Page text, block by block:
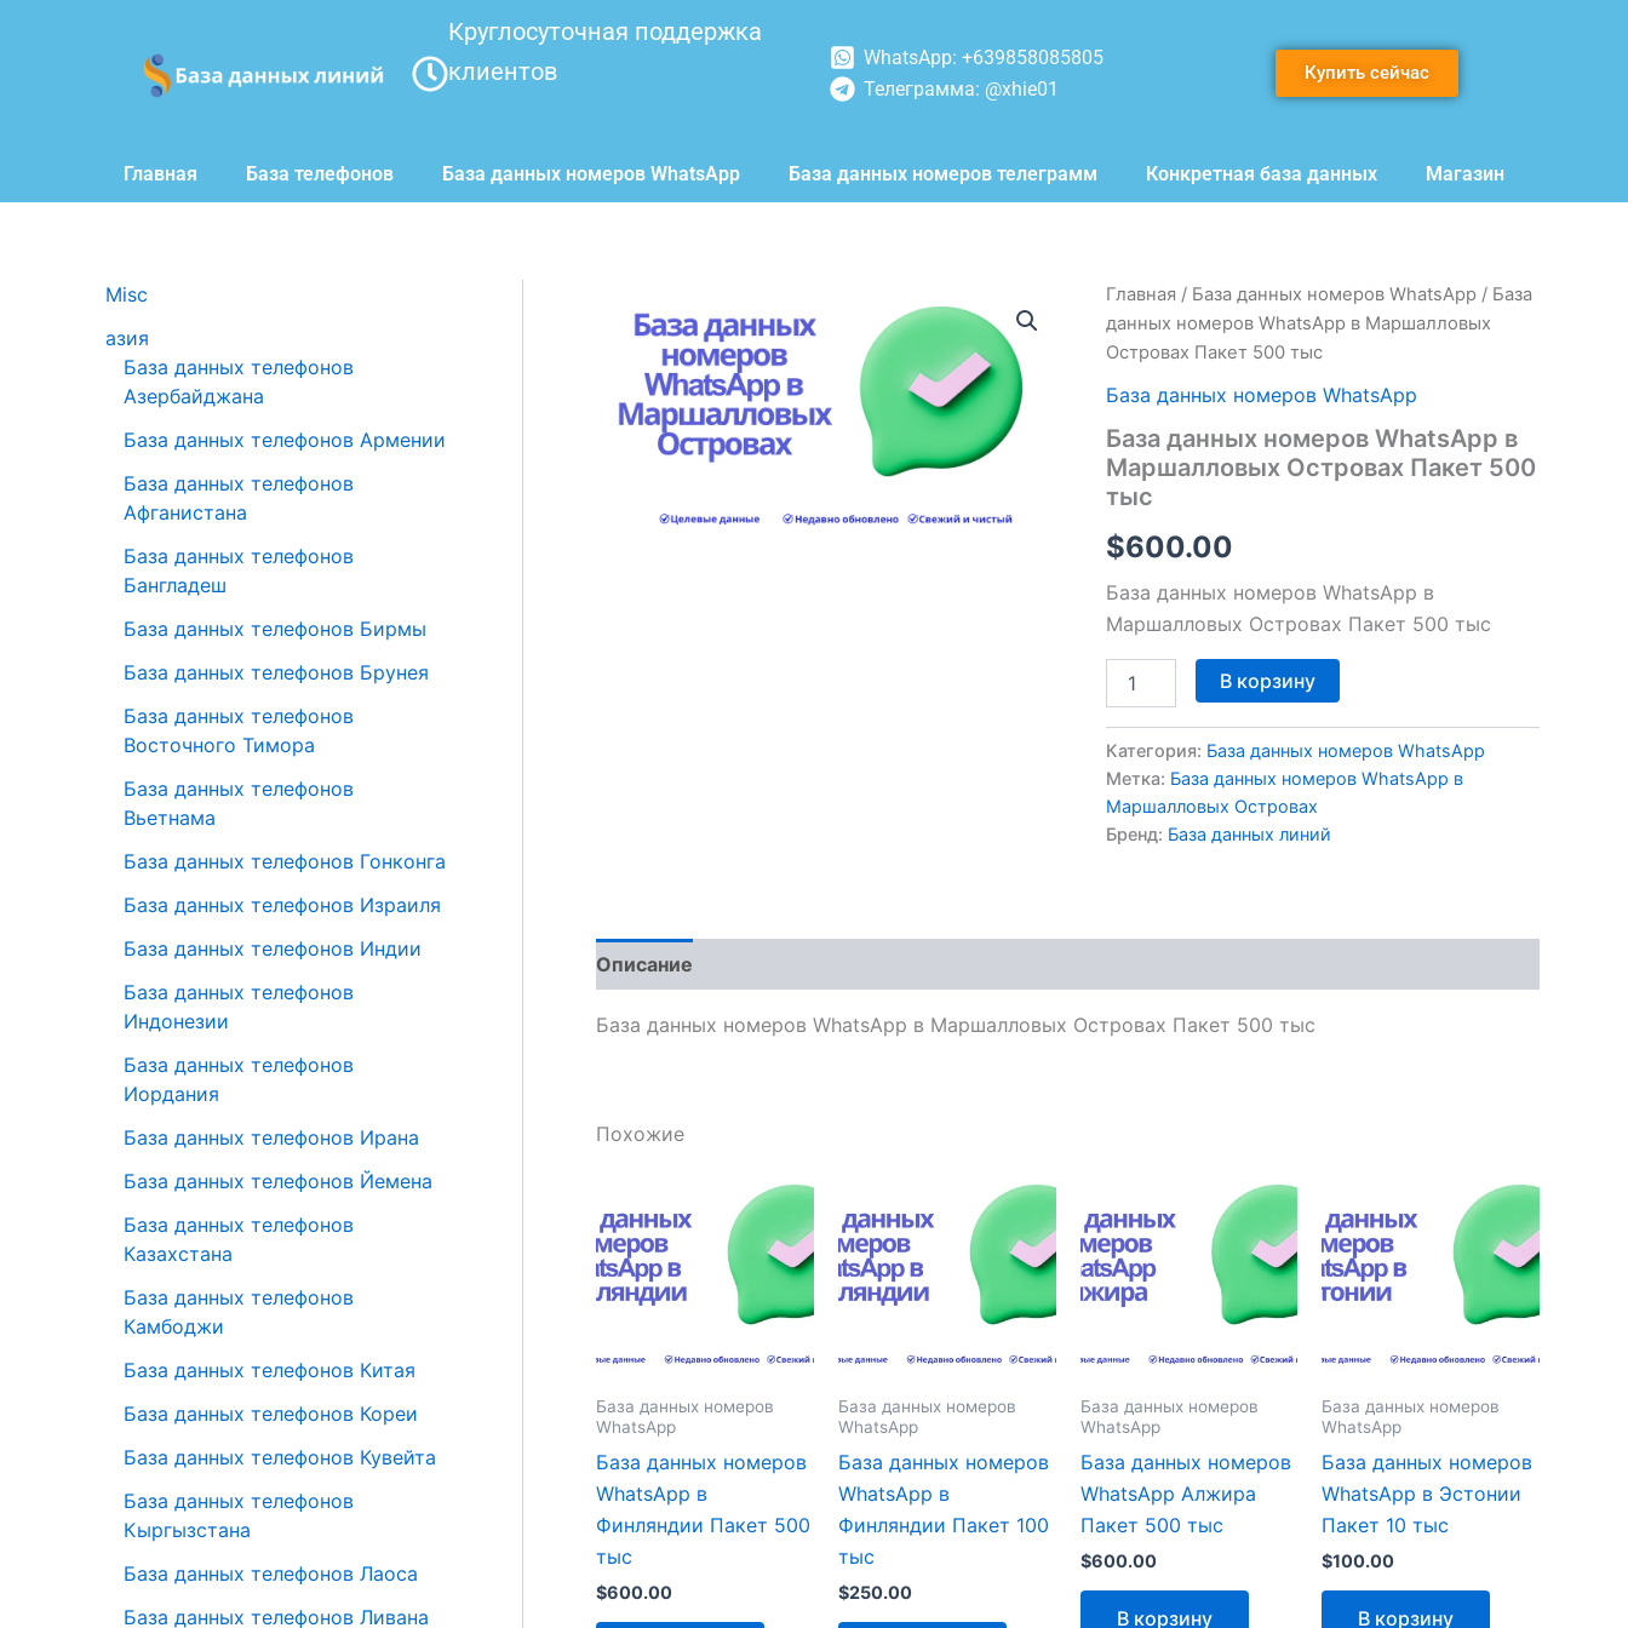
Круглосуточная поддержка
клиентов
WhatsApp: +639858085805
Телеграмма: @xhie01
Купить сейчас
Главная База телефонов База данных номеров WhatsApp База данных номеров телеграмм Конкретная база данных Магазин
Misc
азия
База данных телефонов
Азербайджана
База данных телефонов Армении
База данных телефонов
Афганистана
База данных телефонов
Бангладеш
База данных телефонов Бирмы
База данных телефонов Брунея
База данных телефонов
Восточного Тимора
База данных телефонов
Вьетнама
База данных телефонов Гонконга
База данных телефонов Израиля
База данных телефонов Индии
База данных телефонов
Индонезии
База данных телефонов
Иордания
База данных телефонов Ирана
База данных телефонов Йемена
База данных телефонов
Казахстана
База данных телефонов
Камбоджи
База данных телефонов Китая
База данных телефонов Кореи
База данных телефонов Кувейта
База данных телефонов
Кыргызстана
База данных телефонов Лаоса
База данных телефонов Ливана
Главная / База данных номеров WhatsApp / База
данных номеров WhatsApp в Маршалловых
Островах Пакет 500 тыс
База данных номеров WhatsApp
База данных номеров WhatsApp в
Маршалловых Островах Пакет 500
тыс
$600.00
База данных номеров WhatsApp в
Маршалловых Островах Пакет 500 тыс
Количество
База
данных
номеров
WhatsApp
в
Маршалловых
Островах
Пакет
500
тыс
В корзину
Категория: База данных номеров WhatsApp
Метка: База данных номеров WhatsApp в
Маршалловых Островах
Бренд: База данных линий
Описание
База данных номеров WhatsApp в Маршалловых Островах Пакет 500 тыс
Похожие
База данных номеров
WhatsApp
База данных номеров
WhatsApp в
Финляндии Пакет 500
тыс
$600.00
База данных номеров
WhatsApp
База данных номеров
WhatsApp в
Финляндии Пакет 100
тыс
$250.00
База данных номеров
WhatsApp
База данных номеров
WhatsApp Алжира
Пакет 500 тыс
$600.00
В корзину
База данных номеров
WhatsApp
База данных номеров
WhatsApp в Эстонии
Пакет 10 тыс
$100.00
В корзину